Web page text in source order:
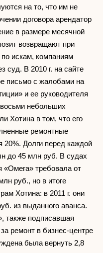
на то, что им не
договора арендатор
в размере месячной
возвращают при
искам, компаниям
суд. В 2010 г. на сайте
письмо с жалобами на
и ее руководителя
небольших
Хотина в том, что его
ремонтные
20%. Долги перед каждой
до 45 млн руб. В судах
«Омега» требовала от
руб., но в итоге
Хотина: в 2011 г. они
из выданного аванса.
также подписавшая
ремонт в бизнес-центре
была вернуть 2,8